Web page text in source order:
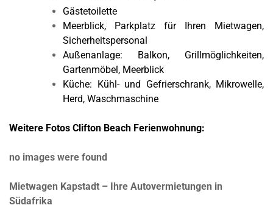
Gästetoilette
Meerblick, Parkplatz für Ihren Mietwagen,
Sicherheitspersonal
Außenanlage: Balkon, Grillmöglichkeiten,
Gartenmöbel, Meerblick
Küche: Kühl- und Gefrierschrank, Mikrowelle,
Herd, Waschmaschine
Weitere Fotos Clifton Beach Ferienwohnung:
no images were found
Mietwagen Kapstadt – Ihre Autovermietungen in
Südafrika